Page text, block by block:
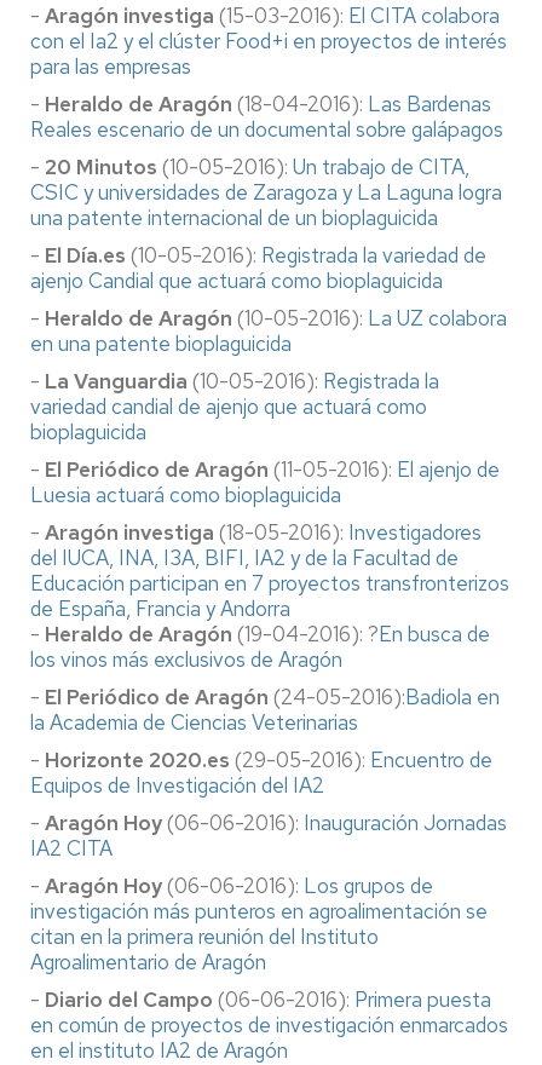
- Aragón investiga (15-03-2016): El CITA colabora
con el Ia2 y el clúster Food+i en proyectos de interés
para las empresas
- Heraldo de Aragón (18-04-2016): Las Bardenas
Reales escenario de un documental sobre galápagos
- 20 Minutos (10-05-2016): Un trabajo de CITA,
CSIC y universidades de Zaragoza y La Laguna logra
una patente internacional de un bioplaguicida
- El Día.es (10-05-2016): Registrada la variedad de
ajenjo Candial que actuará como bioplaguicida
- Heraldo de Aragón (10-05-2016): La UZ colabora
en una patente bioplaguicida
- La Vanguardia (10-05-2016): Registrada la
variedad candial de ajenjo que actuará como
bioplaguicida
- El Periódico de Aragón (11-05-2016): El ajenjo de
Luesia actuará como bioplaguicida
- Aragón investiga (18-05-2016): Investigadores
del IUCA, INA, I3A, BIFI, IA2 y de la Facultad de
Educación participan en 7 proyectos transfronterizos
de España, Francia y Andorra
- Heraldo de Aragón (19-04-2016): ?En busca de
los vinos más exclusivos de Aragón
- El Periódico de Aragón (24-05-2016):Badiola en
la Academia de Ciencias Veterinarias
- Horizonte 2020.es (29-05-2016): Encuentro de
Equipos de Investigación del IA2
- Aragón Hoy(06-06-2016): Inauguración Jornadas
IA2 CITA
- Aragón Hoy(06-06-2016): Los grupos de
investigación más punteros en agroalimentación se
citan en la primera reunión del Instituto
Agroalimentario de Aragón
- Diario del Campo (06-06-2016): Primera puesta
en común de proyectos de investigación enmarcados
en el instituto IA2 de Aragón